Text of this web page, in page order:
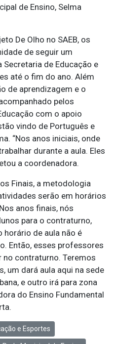
de Ensino, Selma
De Olho no SAEB, os
de seguir um
de Educação e
até o fim do ano. Além
de aprendizagem e o
pelos
com o apoio
vindo de Português e
“Nos anos iniciais, onde
durante a aula. Eles
a coordenadora.
Finais, a metodologia
serão em horários
anos finais, nós
para o contraturno,
horário de aula não é
Então, esses professores
contraturno. Teremos
um dará aula aqui na sede
e outro irá para zona
do Ensino Fundamental
e Esportes